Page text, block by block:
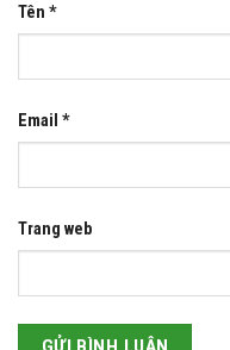
Tên *
Email *
Trang web